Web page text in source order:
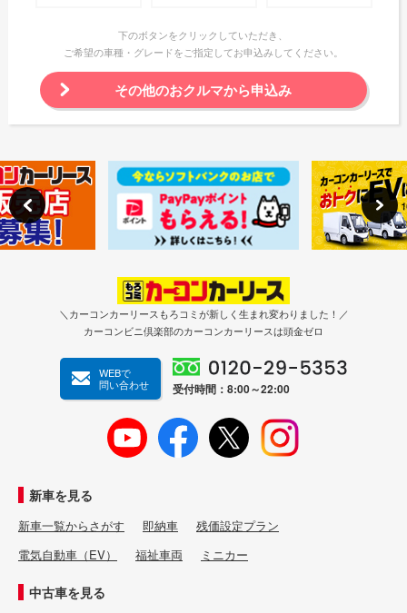
下のボタンをクリックしていただき、
ご希望の車種・グレードをご指定してお申込みしてください。
その他のおクルマから申込み
＼カーコンカーリースもろコミが新しく生まれ変わりました！／
カーコンビニ倶楽部のカーコンカーリースは頭金ゼロ
WEBで
問い合わせ
受付時間：8:00～22:00
新車を見る
新車一覧からさがす 即納車
残価設定プラン
電気自動車（EV）
福祉車両 ミニカー
中古車を見る